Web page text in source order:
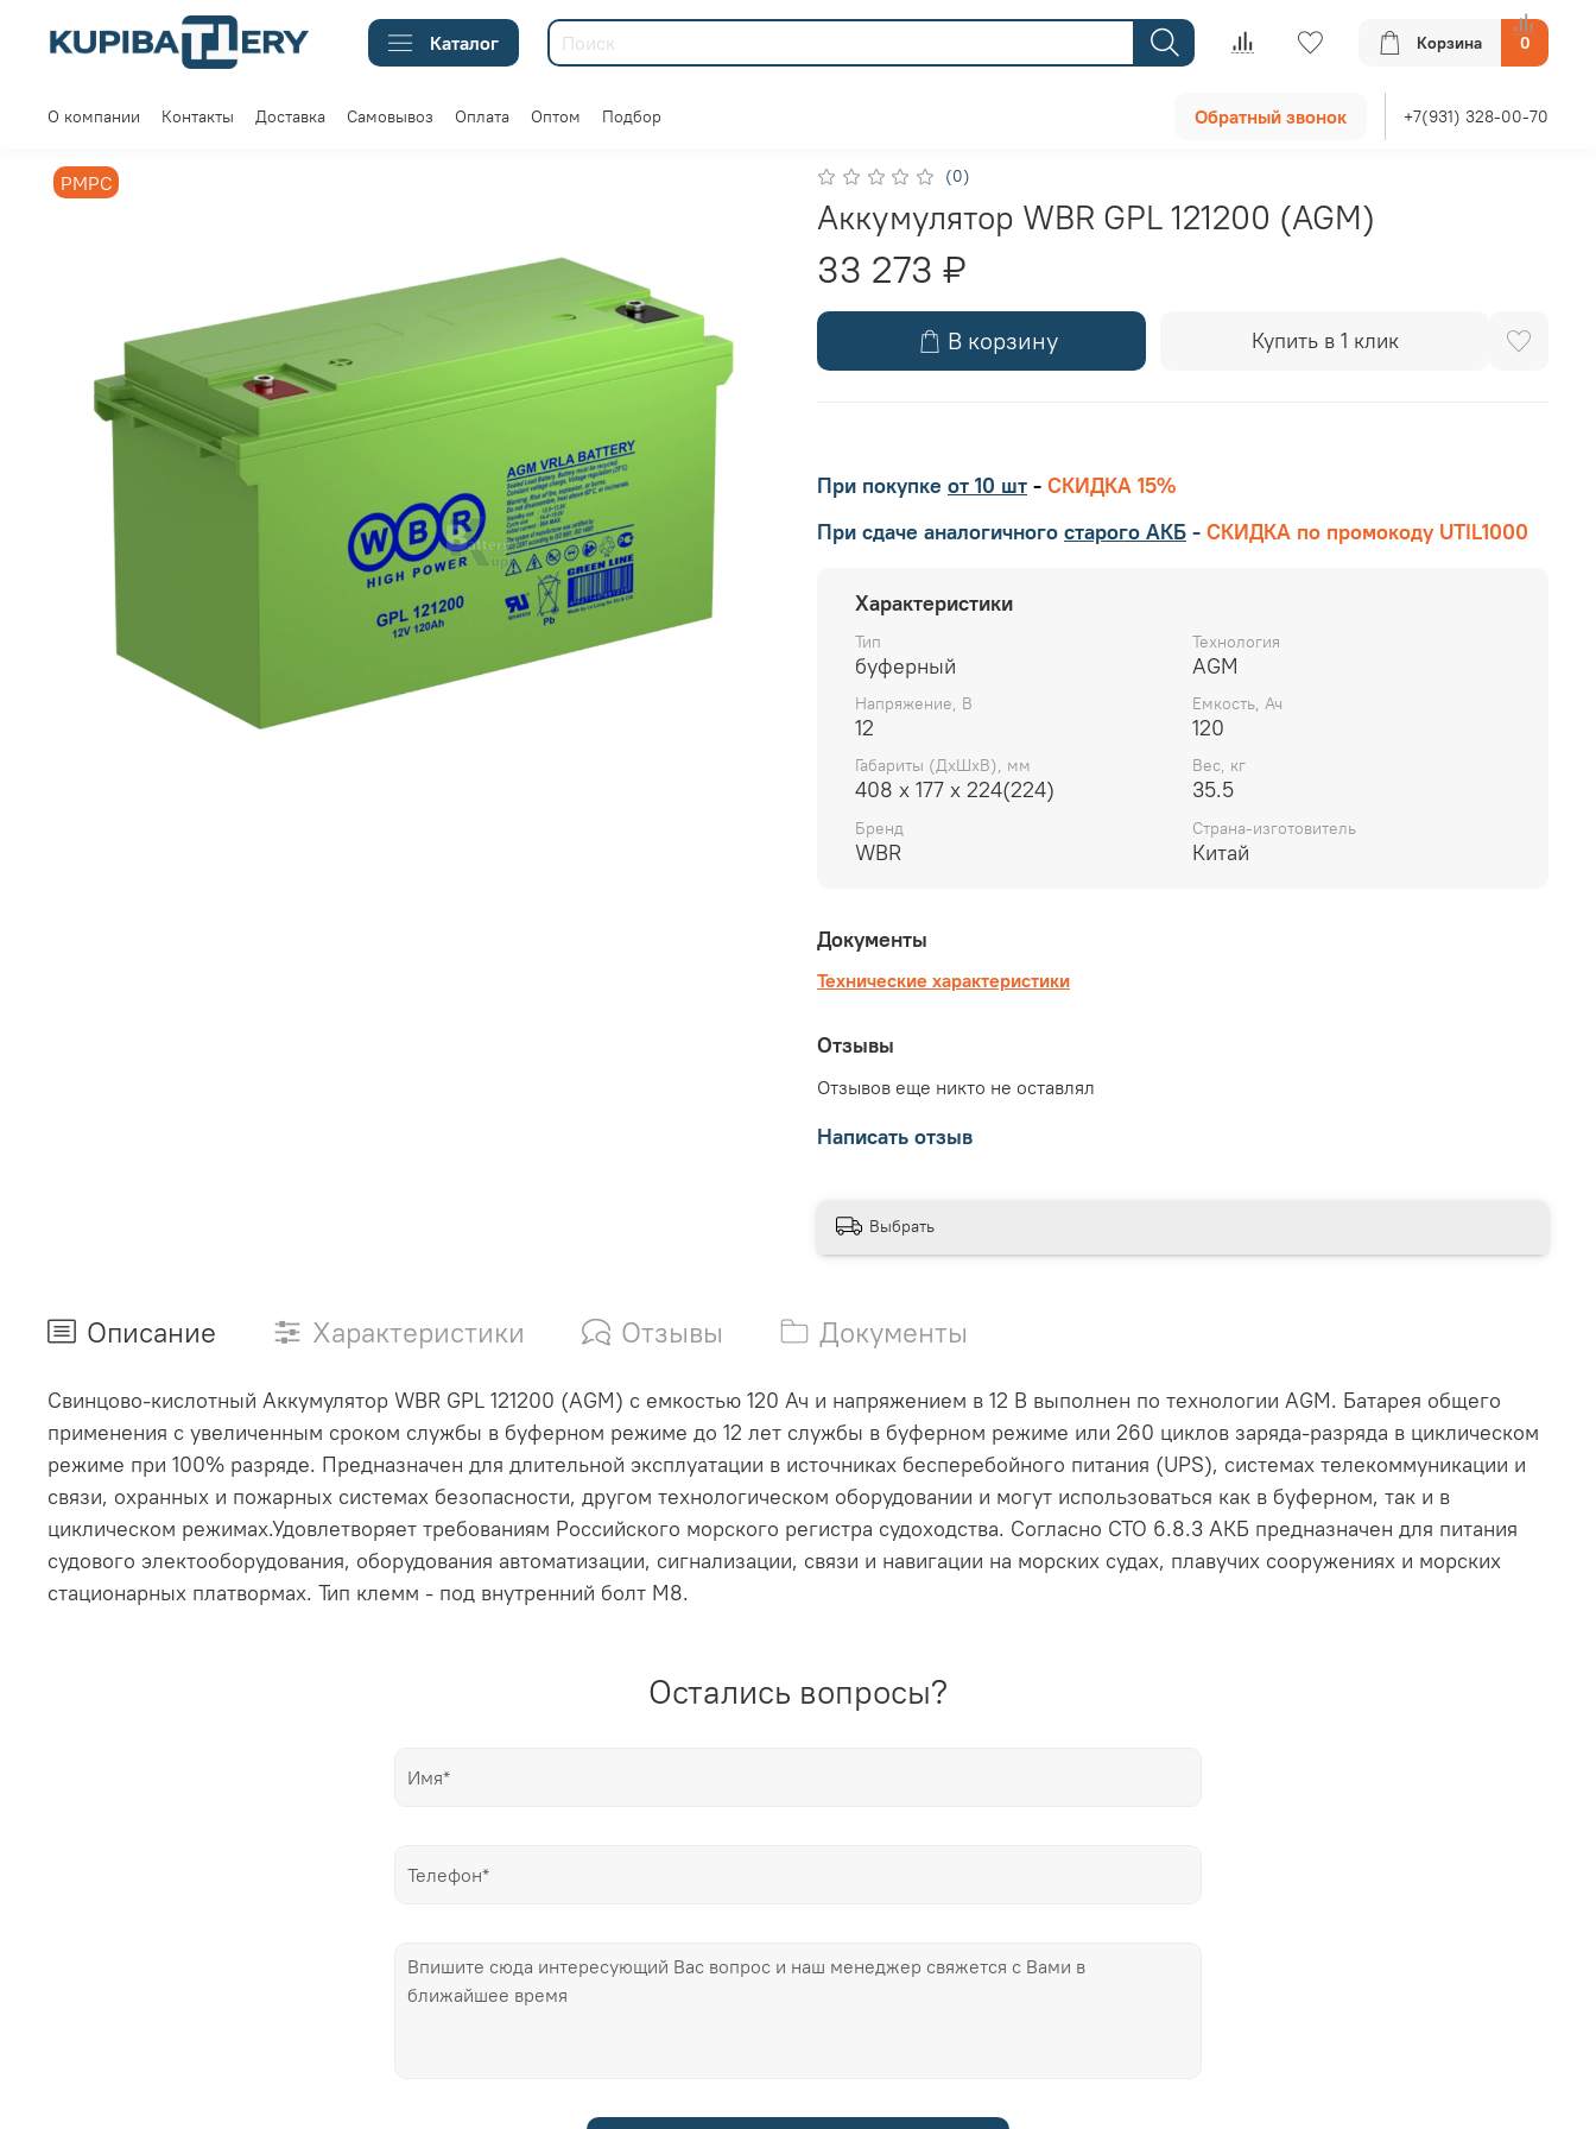
Каталог Корзина 0
О компании Контакты Доставка Самовывоз Оплата Оптом Подбор Обратный звонок +7(931) 328-00-70
РМРС (0)
Аккумулятор WBR GPL 121200 (AGM)
33 273 ₽
В корзину Купить в 1 клик
При покупке от 10 шт - СКИДКА 15%
При сдаче аналогичного старого АКБ - СКИДКА по промокоду UTIL1000
Характеристики
Тип
буферный
Технология
AGM
Напряжение, В
12
Емкость, Ач
120
Габариты (ДхШхВ), мм
408 х 177 х 224(224)
Вес, кг
35.5
Бренд
WBR
Страна-изготовитель
Китай
Документы
Технические характеристики
Отзывы
Отзывов еще никто не оставлял
Написать отзыв
Выбрать
Описание Характеристики Отзывы Документы
Cвинцово-кислотный Аккумулятор WBR GPL 121200 (AGM) с емкостью 120 Ач и напряжением в 12 В выполнен по технологии AGM. Батарея общего
применения c увеличенным сроком службы в буферном режиме до 12 лет службы в буферном режиме или 260 циклов заряда-разряда в циклическом
режиме при 100% разряде. Предназначен для длительной эксплуатации в источниках бесперебойного питания (UPS), системах телекоммуникации и
связи, охранных и пожарных системах безопасности, другом технологическом оборудовании и могут использоваться как в буферном, так и в
циклическом режимах.Удовлетворяет требованиям Российского морского регистра судоходства. Согласно СТО 6.8.3 АКБ предназначен для питания
судового электооборудования, оборудования автоматизации, сигнализации, связи и навигации на морских судах, плавучих сооружениях и морских
стационарных платвормах. Тип клемм - под внутренний болт М8.
Остались вопросы?